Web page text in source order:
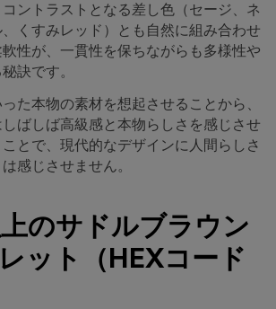
ントラストとなる差し色（セージ、ネ
くすみレッド）とも自然に組み合わせ
性が、一貫性を保ちながらも多様性や
訣です。
た本物の素材を想起させることから、
ばしば高級感と本物らしさを感じさせ
とで、現代的なデザインに人間らしさ
感じさせません。
のサドルブラウン
ット（HEXコード